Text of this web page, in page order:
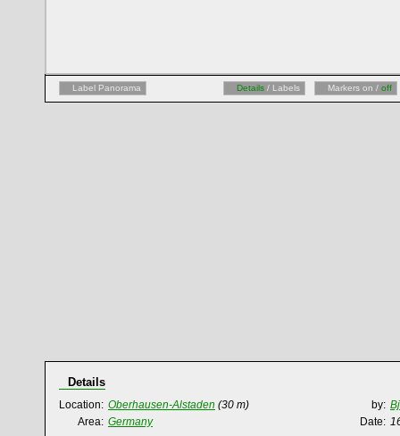
Label Panorama Details / Labels Markers on / off
Details
Location: Oberhausen-Alstaden (30 m) by:
Area: Germany Date: